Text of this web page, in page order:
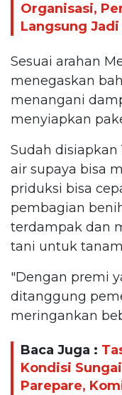
Organisasi,
Langsung Jadi
Sesuai arahan
menegaskan
menangani
menyiapkan
Sudah
air supaya bisa
priduksi bisa
pembagian
terdampak dan
tani untuk
"Dengan premi
ditanggung
meringankan
Baca Juga :
Kondisi
Parepare,